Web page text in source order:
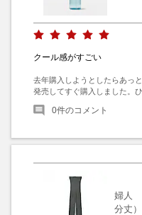
クール感がすごい
去年購入しようとしたらあっ
発売してすぐ購入しました。
0件のコメント
婦人
分丈）